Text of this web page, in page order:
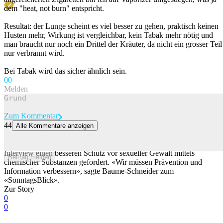
dem "heat, not burn" entspricht.
Resultat: der Lunge scheint es viel besser zu gehen, praktisch keinen
Husten mehr, Wirkung ist vergleichbar, kein Tabak mehr nötig und
man braucht nur noch ein Drittel der Kräuter, da nicht ein grosser Teil
nur verbrannt wird.
Bei Tabak wird das sicher ähnlich sein.
00
Melden
Beitrag melden
Zum Kommentar
44 Alle Kommentare anzeigen
Interview einen besseren Schutz vor sexueller Gewalt mittels
chemischer Substanzen gefordert. «Wir müssen Prävention und
Information verbessern», sagte Baume-Schneider zum
«SonntagsBlick».
Zur Story
0
0